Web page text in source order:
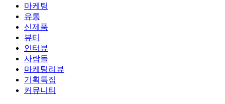
마케팅
유통
신제품
뷰티
인터뷰
사람들
마케팅리뷰
기획특집
커뮤니티